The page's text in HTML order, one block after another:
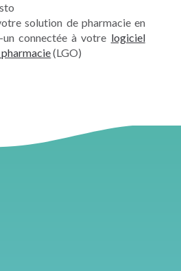
solution de pharmacie en
connectée à votre logiciel
(LGO)